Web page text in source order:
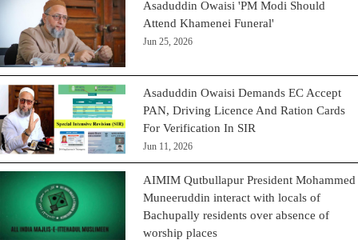
Asaduddin Owaisi 'PM Modi Should
Attend Khamenei Funeral'
Jun 25, 2026
Asaduddin Owaisi Demands EC Accept
PAN, Driving Licence And Ration Cards
For Verification In SIR
Jun 11, 2026
AIMIM Qutbullapur President Mohammed
Muneeruddin interact with locals of
Bachupally residents over absence of
worship places